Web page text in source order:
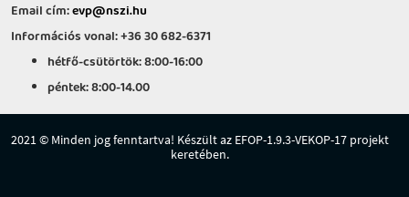
Email cím:evp@nszi.hu
Információs vonal: +36 30 682-6371
hétfő-csütörtök: 8:00-16:00
péntek: 8:00-14.00
2021 © Minden jog fenntartva! Készült az EFOP-1.9.3-VEKOP-17 projekt
keretében.